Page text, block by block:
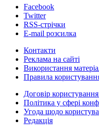
Facebook
Twitter
RSS-стрічки
E-mail розсилка
Контакти
Реклама на сайті
Використання
Правила
Договір
Політика у сфері
Угода щодо
Редакція